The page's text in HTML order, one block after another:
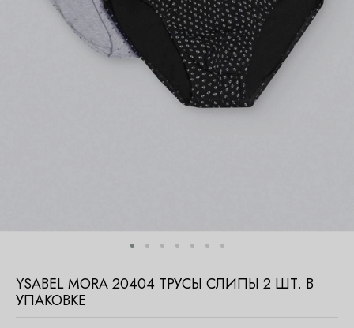
YSABEL MORA 20404 ТРУСЫ СЛИПЫ 2 ШТ. В
УПАКОВКЕ